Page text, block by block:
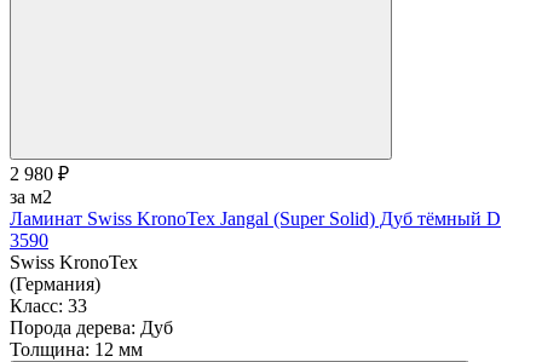
2 980 ₽
за м2
Ламинат Swiss KronoTex Jangal (Super Solid) Дуб тёмный D
3590
Swiss KronoTex
(Германия)
Класс: 33
Порода дерева: Дуб
Толщина: 12 мм